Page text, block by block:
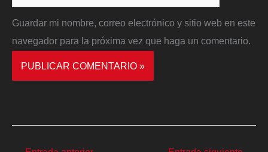
Guardar mi nombre, correo electrónico y sitio web en este
navegador para la próxima vez que haga un comentario.